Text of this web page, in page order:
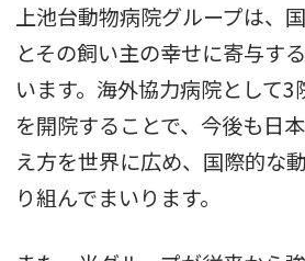
上池台動物病院グループは、
とその飼い主の幸せに寄与す
います。海外協力病院として
を開院することで、今後も日
え方を世界に広め、国際的な
り組んでまいります。